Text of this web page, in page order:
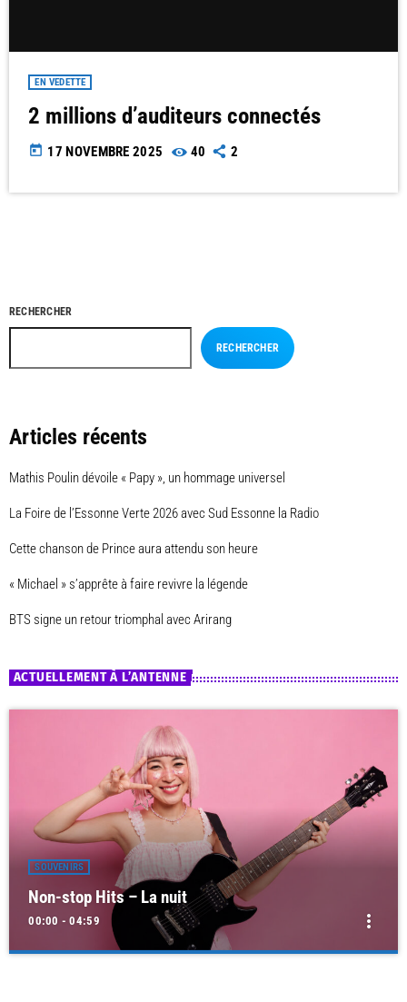
EN VEDETTE
2 millions d’auditeurs connectés
today 17 NOVEMBRE 2025 40 2
RECHERCHER
RECHERCHER
Articles récents
Mathis Poulin dévoile « Papy », un hommage universel
La Foire de l’Essonne Verte 2026 avec Sud Essonne la Radio
Cette chanson de Prince aura attendu son heure
« Michael » s’apprête à faire revivre la légende
BTS signe un retour triomphal avec Arirang
ACTUELLEMENT À L’ANTENNE
SOUVENIRS
Non-stop Hits – La nuit
00:00 - 04:59 more_vert